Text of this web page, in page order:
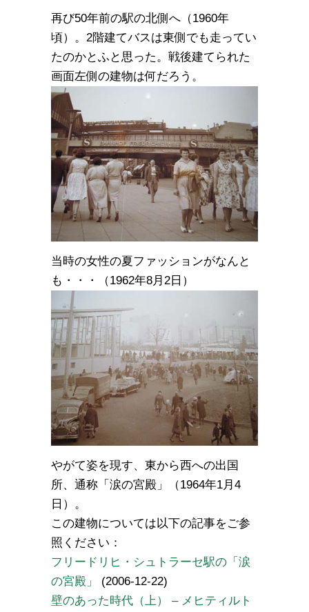
再び50年前の駅の北側へ（1960年
頃）。2階建てバスは東側でも走ってい
たのかとふと思った。戦後建てられた
画面左側の建物は何だろう。
当時の女性の夏ファッションがなんと
も・・・（1962年8月2日）
やがて姿を現す、東から西への出国
所、通称「涙の宮殿」（1964年1月4
日）。
この建物については以下の記事をご参
照ください：
フリードリヒ・シュトラーセ駅の「涙
の宮殿」
(2006-12-22)
壁のあった時代（上） – メヒティルト